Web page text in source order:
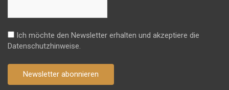
Ich möchte den Newsletter erhalten und akzeptiere die
Datenschutzhinweise.
Newsletter abonnieren